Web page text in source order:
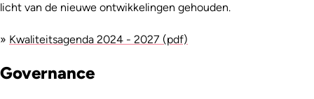
licht van de nieuwe ontwikkelingen gehouden.
» Kwaliteitsagenda 2024 - 2027 (pdf)
Governance